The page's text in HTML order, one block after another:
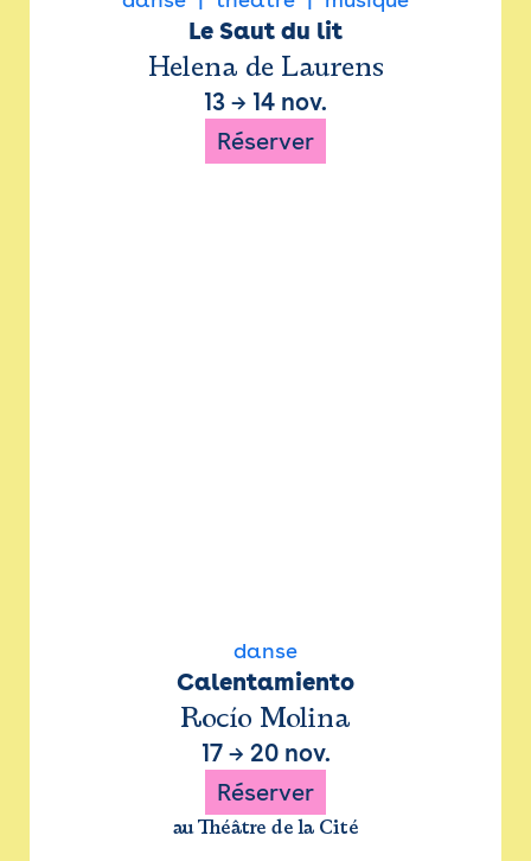
Le Saut du lit
Helena de Laurens
13 → 14 nov.
Réserver
danse
Calentamiento
Rocío Molina
17→ 20 nov.
Réserver
au Théâtre de la Cité